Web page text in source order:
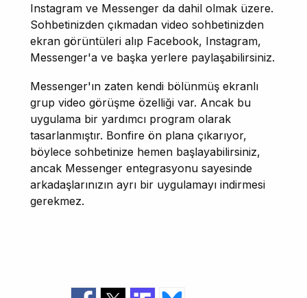
Instagram ve Messenger da dahil olmak üzere.
Sohbetinizden çıkmadan video sohbetinizden
ekran görüntüleri alıp Facebook, Instagram,
Messenger'a ve başka yerlere paylaşabilirsiniz.
Messenger'ın zaten kendi bölünmüş ekranlı
grup video görüşme özelliği var. Ancak bu
uygulama bir yardımcı program olarak
tasarlanmıştır. Bonfire ön plana çıkarıyor,
böylece sohbetinize hemen başlayabilirsiniz,
ancak Messenger entegrasyonu sayesinde
arkadaşlarınızın ayrı bir uygulamayı indirmesi
gerekmez.